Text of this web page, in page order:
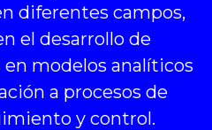
diferentes campos,
el desarrollo de
en modelos analíticos
a procesos de
y control.